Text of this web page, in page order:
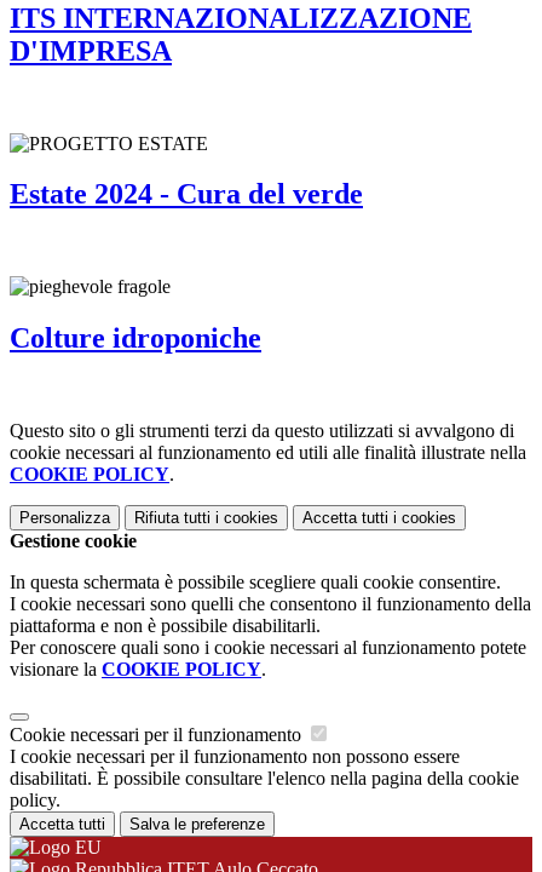
ITS INTERNAZIONALIZZAZIONE
D'IMPRESA
Estate 2024 - Cura del verde
Colture idroponiche
Questo sito o gli strumenti terzi da questo utilizzati si avvalgono di
cookie necessari al funzionamento ed utili alle finalità illustrate nella
COOKIE POLICY.
Personalizza Rifiuta tutti i cookies Accetta tutti i cookies
Gestione cookie
In questa schermata è possibile scegliere quali cookie consentire.
I cookie necessari sono quelli che consentono il funzionamento della
piattaforma e non è possibile disabilitarli.
Per conoscere quali sono i cookie necessari al funzionamento potete
visionare la COOKIE POLICY.
Cookie necessari per il funzionamento
I cookie necessari per il funzionamento non possono essere
disabilitati. È possibile consultare l'elenco nella pagina della cookie
policy.
Accetta tutti Salva le preferenze